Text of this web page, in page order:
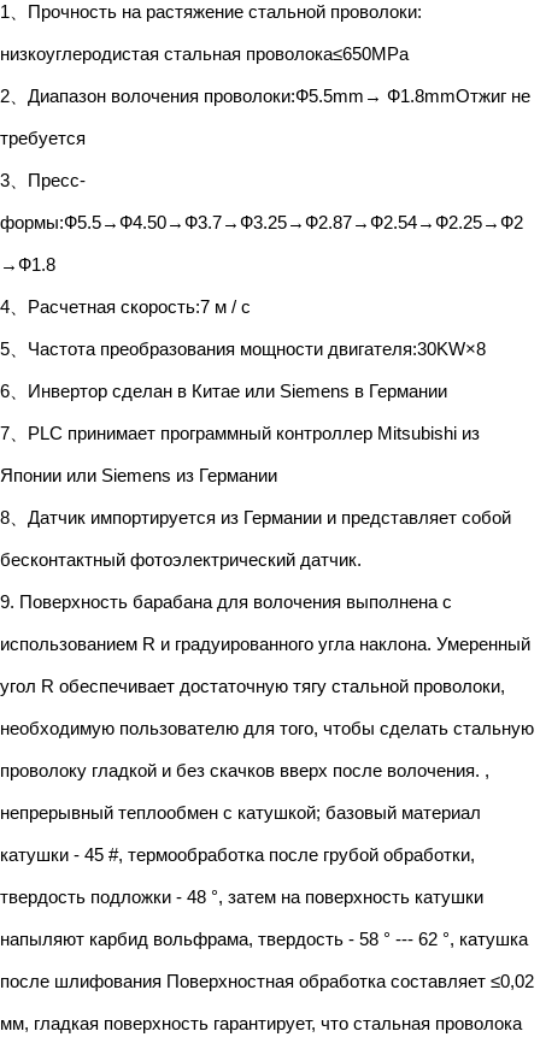
1、Прочность на растяжение стальной проволоки:
низкоуглеродистая стальная проволока≤650MPa
2、Диапазон волочения проволоки:Ф5.5mm→ Ф1.8mmОтжиг не
требуется
3、Пресс-
формы:Ф5.5→Ф4.50→Ф3.7→Ф3.25→Ф2.87→Ф2.54→Ф2.25→Ф2
→Ф1.8
4、Расчетная скорость:7 м / с
5、Частота преобразования мощности двигателя:30KW×8
6、Инвертор сделан в Китае или Siemens в Германии
7、PLC принимает программный контроллер Mitsubishi из
Японии или Siemens из Германии
8、Датчик импортируется из Германии и представляет собой
бесконтактный фотоэлектрический датчик.
9. Поверхность барабана для волочения выполнена с
использованием R и градуированного угла наклона. Умеренный
угол R обеспечивает достаточную тягу стальной проволоки,
необходимую пользователю для того, чтобы сделать стальную
проволоку гладкой и без скачков вверх после волочения. ,
непрерывный теплообмен с катушкой; базовый материал
катушки - 45 #, термообработка после грубой обработки,
твердость подложки - 48 °, затем на поверхность катушки
напыляют карбид вольфрама, твердость - 58 ° --- 62 °, катушка
после шлифования Поверхностная обработка составляет ≤0,02
мм, гладкая поверхность гарантирует, что стальная проволока